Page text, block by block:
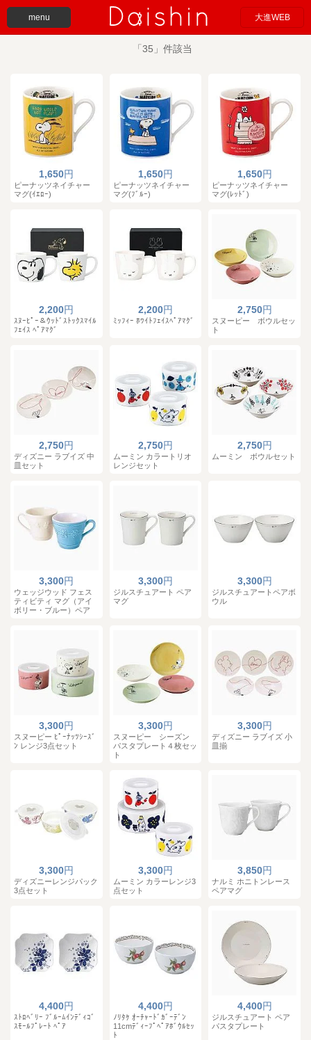
menu 大進WEB
「35」件該当
1,650円
ピーナッツネイチャー
マグ(ｲｴﾛｰ)
1,650円
ピーナッツネイチャー
マグ(ﾌﾞﾙｰ)
1,650円
ピーナッツネイチャー
マグ(ﾚｯﾄﾞ)
2,200円
ｽﾇｰﾋﾟｰ＆ｳｯﾄﾞｽﾄｯｸｽﾏｲﾙ
ﾌｪｲｽ ﾍﾟｱﾏｸﾞ
2,200円
ﾐｯﾌｨｰ ﾎﾜｲﾄﾌｪｲｽﾍﾟｱﾏｸﾞ
2,750円
スヌーピー ボウルセッ
ト
2,750円
ディズニー ラブイズ 中
皿セット
2,750円
ムーミン カラートリオ
レンジセット
2,750円
ムーミン ボウルセット
3,300円
ウェッジウッド フェス
ティビティ マグ（アイ
ボリー・ブルー）ペア
3,300円
ジルスチュアート ペア
マグ
3,300円
ジルスチュアートペアボ
ウル
3,300円
スヌーピー ﾋﾟｰﾅｯﾂｼｰｽﾞ
ﾝ レンジ3点セット
3,300円
スヌーピー シーズン
パスタプレート４枚セッ
ト
3,300円
ディズニー ラブイズ 小
皿揃
3,300円
ディズニーレンジパック
3点セット
3,300円
ムーミン カラーレンジ3
点セット
3,850円
ナルミ ホニトンレース
ペアマグ
4,400円
ｽﾄﾛﾍﾞﾘｰ ﾌﾞﾙｰﾑｲﾝﾃﾞｨｺﾞ
ｽﾓｰﾙﾌﾟﾚｰﾄ ﾍﾟｱ
4,400円
ﾉﾘﾀｹ ｵｰﾁｬｰﾄﾞｶﾞｰﾃﾞﾝ
11cmﾃﾞｨｰﾌﾟﾍﾟｱﾎﾞｳﾙｾｯ
ﾄ
4,400円
ジルスチュアート ペア
パスタプレート